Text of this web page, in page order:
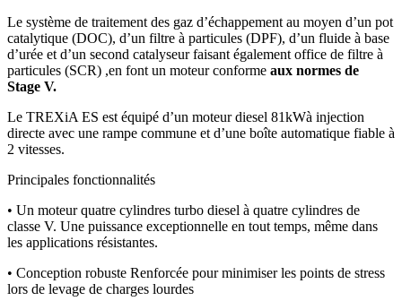
Le système de traitement des gaz d’échappement au moyen d’un pot
catalytique (DOC), d’un filtre à particules (DPF), d’un fluide à base
d’urée et d’un second catalyseur faisant également office de filtre à
particules (SCR) ,en font un moteur conforme aux normes de
Stage V.
Le TREXiA ES est équipé d’un moteur diesel 81kWà injection
directe avec une rampe commune et d’une boîte automatique fiable à
2 vitesses.
Principales fonctionnalités
• Un moteur quatre cylindres turbo diesel à quatre cylindres de
classe V. Une puissance exceptionnelle en tout temps, même dans
les applications résistantes.
• Conception robuste Renforcée pour minimiser les points de stress
lors de levage de charges lourdes